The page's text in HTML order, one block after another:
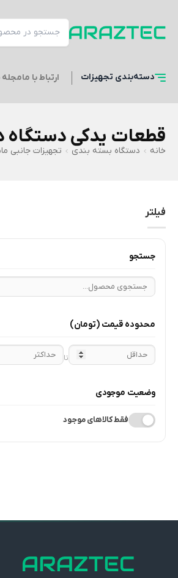
دسته‌بندی تجهیزات ارتباط با ما
قطعات یدکی دستگاه
خانه دستگاه بسته بندی تجهیزات جانبی
فیلتر
جستجو
محدوده قیمت(تومان)
تا
وضعیت موجودی
فقط کالاهای موجود